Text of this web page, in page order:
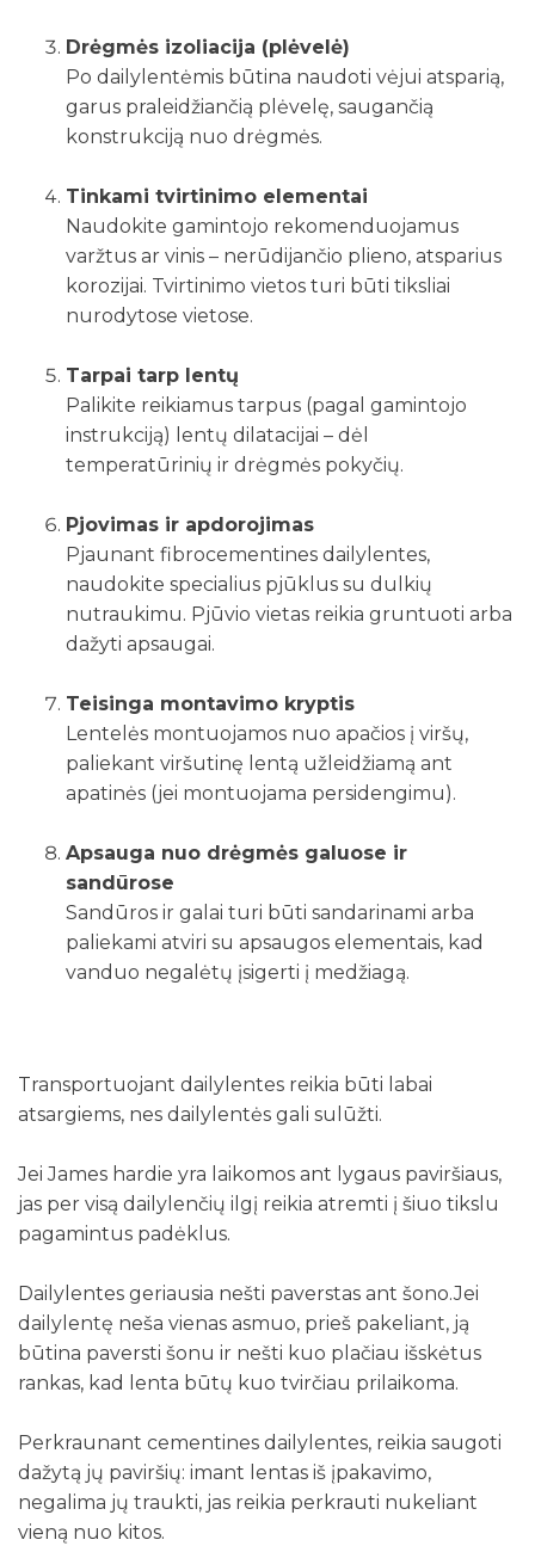
Drėgmės izoliacija (plėvelė)
Po dailylentėmis būtina naudoti vėjui atsparią,
garus praleidžiančią plėvelę, saugančią
konstrukciją nuo drėgmės.
Tinkami tvirtinimo elementai
Naudokite gamintojo rekomenduojamus
varžtus ar vinis – nerūdijančio plieno, atsparius
korozijai. Tvirtinimo vietos turi būti tiksliai
nurodytose vietose.
Tarpai tarp lentų
Palikite reikiamus tarpus (pagal gamintojo
instrukciją) lentų dilatacijai – dėl
temperatūrinių ir drėgmės pokyčių.
Pjovimas ir apdorojimas
Pjaunant fibrocementines dailylentes,
naudokite specialius pjūklus su dulkių
nutraukimu. Pjūvio vietas reikia gruntuoti arba
dažyti apsaugai.
Teisinga montavimo kryptis
Lentelės montuojamos nuo apačios į viršų,
paliekant viršutinę lentą užleidžiamą ant
apatinės (jei montuojama persidengimu).
Apsauga nuo drėgmės galuose ir
sandūrose
Sandūros ir galai turi būti sandarinami arba
paliekami atviri su apsaugos elementais, kad
vanduo negalėtų įsigerti į medžiagą.
Transportuojant dailylentes reikia būti labai
atsargiems, nes dailylentės gali sulūžti.
Jei James hardie yra laikomos ant lygaus paviršiaus,
jas per visą dailylenčių ilgį reikia atremti į šiuo tikslu
pagamintus padėklus.
Dailylentes geriausia nešti paverstas ant šono.Jei
dailylentę neša vienas asmuo, prieš pakeliant, ją
būtina paversti šonu ir nešti kuo plačiau išskėtus
rankas, kad lenta būtų kuo tvirčiau prilaikoma.
Perkraunant cementines dailylentes, reikia saugoti
dažytą jų paviršių: imant lentas iš įpakavimo,
negalima jų traukti, jas reikia perkrauti nukeliant
vieną nuo kitos.